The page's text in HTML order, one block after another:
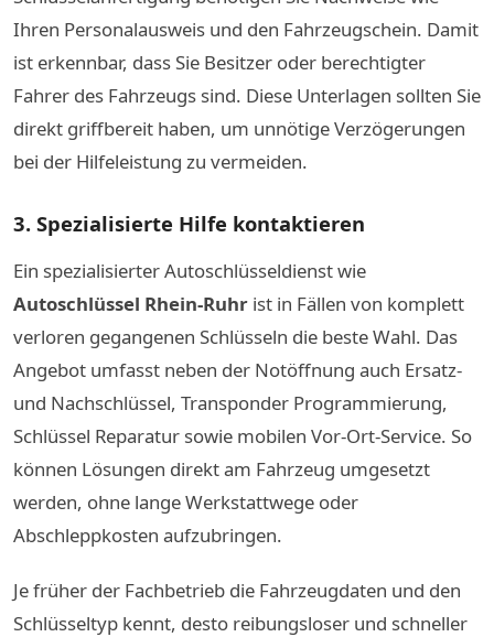
Ihren Personalausweis und den Fahrzeugschein. Damit
ist erkennbar, dass Sie Besitzer oder berechtigter
Fahrer des Fahrzeugs sind. Diese Unterlagen sollten Sie
direkt griffbereit haben, um unnötige Verzögerungen
bei der Hilfeleistung zu vermeiden.
3. Spezialisierte Hilfe kontaktieren
Ein spezialisierter Autoschlüsseldienst wie
Autoschlüssel Rhein-Ruhr ist in Fällen von komplett
verloren gegangenen Schlüsseln die beste Wahl. Das
Angebot umfasst neben der Notöffnung auch Ersatz-
und Nachschlüssel, Transponder Programmierung,
Schlüssel Reparatur sowie mobilen Vor-Ort-Service. So
können Lösungen direkt am Fahrzeug umgesetzt
werden, ohne lange Werkstattwege oder
Abschleppkosten aufzubringen.
Je früher der Fachbetrieb die Fahrzeugdaten und den
Schlüsseltyp kennt, desto reibungsloser und schneller